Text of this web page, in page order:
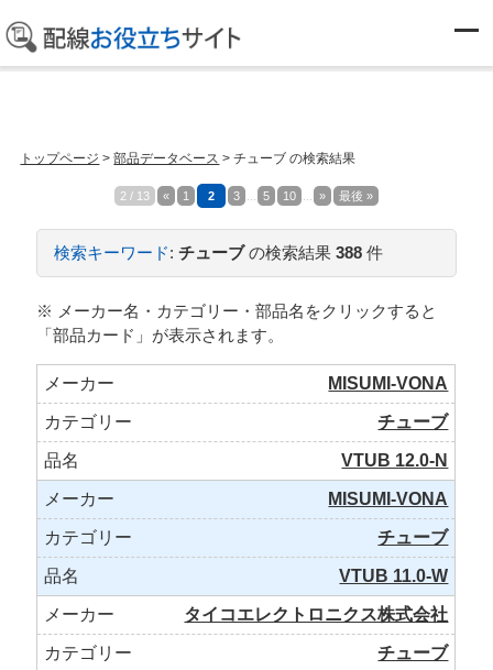
検索結果
トップページ >部品データベース > チューブ の検索結果
2 / 13 « 1 2 3 5 10 » 最後 »
検索キーワード:チューブの検索結果388 件
※ メーカー名・カテゴリー・部品名をクリックすると
「部品カード」が表示されます。
MISUMI-VONA
チューブ
VTUB 12.0-N
MISUMI-VONA
チューブ
VTUB 11.0-W
タイコエレクトロニクス株式会社
チューブ